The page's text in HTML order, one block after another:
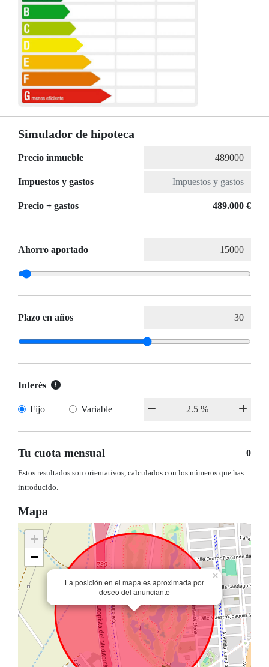
Simulador de hipoteca
Precio inmueble
Impuestos y gastos
Precio + gastos 489.000 €
Ahorro aportado
Plazo en años
Interés
Fijo Variable
Tu cuota mensual 0
Estos resultados son orientativos, calculados con los números que has
introducido.
Mapa
La posición en el mapa es aproximada por
deseo del anunciante
×
+
−